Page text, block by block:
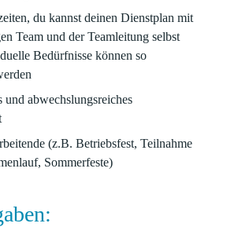
, du kannst deinen Dienstplan mit
Team und der Teamleitung selbst
Bedürfnisse können so
und abwechslungsreiches
(z.B. Betriebsfest, Teilnahme
Sommerfeste)